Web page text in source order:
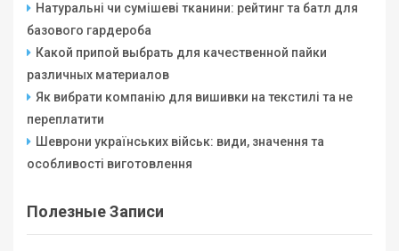
Натуральні чи сумішеві тканини: рейтинг та батл для
базового гардероба
Какой припой выбрать для качественной пайки
различных материалов
Як вибрати компанію для вишивки на текстилі та не
переплатити
Шеврони українських військ: види, значення та
особливості виготовлення
Полезные Записи